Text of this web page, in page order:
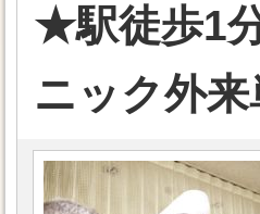
★駅徒歩1
ニック外